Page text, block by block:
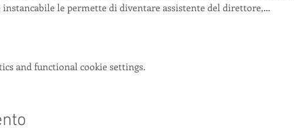
instancabile le permette di diventare assistente del direttore,…
and functional cookie settings.